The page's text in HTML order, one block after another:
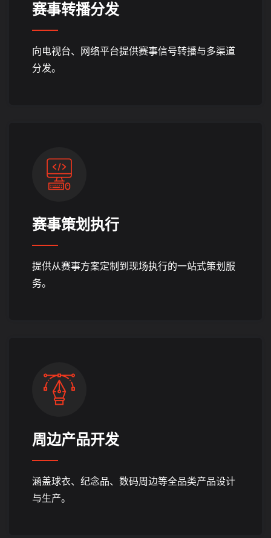
赛事转播分发
向电视台、网络平台提供赛事信号转播与多渠道
分发。
赛事策划执行
提供从赛事方案定制到现场执行的一站式策划服
务。
周边产品开发
涵盖球衣、纪念品、数码周边等全品类产品设计
与生产。